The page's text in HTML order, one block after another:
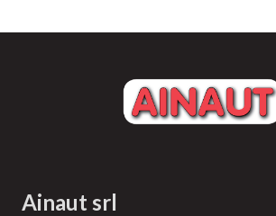
Ainaut srl